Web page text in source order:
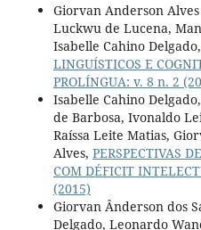
Giorvan Anderson
Luckwu de Lucena,
Isabelle Cahino Delgado,
LINGUÍSTICOS E
PROLÍNGUA: v. 8 n. 2
Isabelle Cahino
de Barbosa, Ivonaldo
Raíssa Leite Matias,
Alves, PERSPECTIVAS
COM DÉFICIT
(2015)
Giorvan Ânderson dos
Delgado, Leonardo